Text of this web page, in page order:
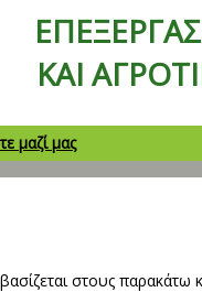
ΚΑΙ
μαζί μας
στους παρακάτω